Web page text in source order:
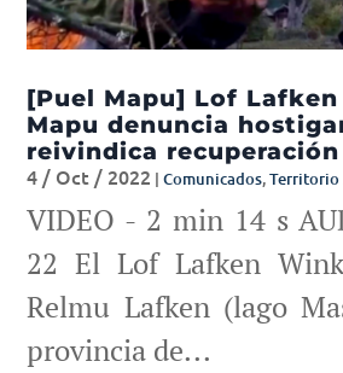
[Puel Mapu] Lof
Mapu denuncia
reivindica
4 / Oct / 2022 |Comunicados,Territorio
VIDEO - 2 min 14 s
22 El Lof Lafken
Relmu Lafken (lago
provincia de...